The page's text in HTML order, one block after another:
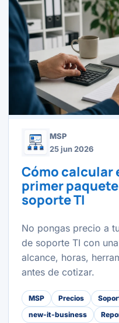
MSP
25 jun 2026
Cómo calcular
primer
soporte TI
No pongas precio a
de soporte TI con
alcance, horas,
antes de cotizar.
MSP Precios
new-it-business